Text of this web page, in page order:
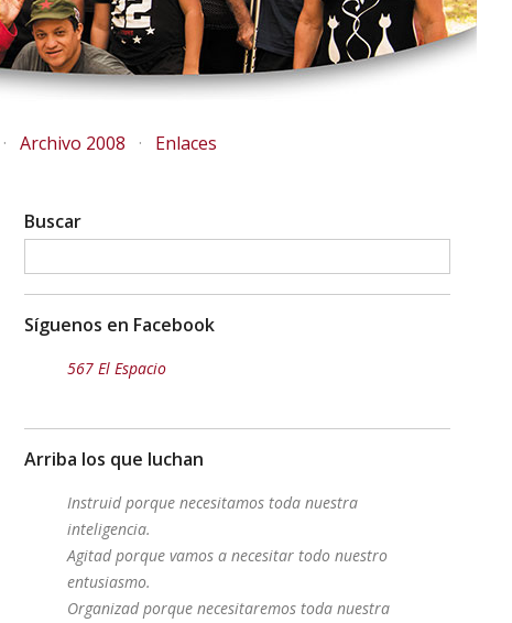
Archivo 2008 Enlaces
Buscar
Síguenos en Facebook
567 El Espacio
Arriba los que luchan
Instruid porque necesitamos toda nuestra
inteligencia.
Agitad porque vamos a necesitar todo nuestro
entusiasmo.
Organizad porque necesitaremos toda nuestra